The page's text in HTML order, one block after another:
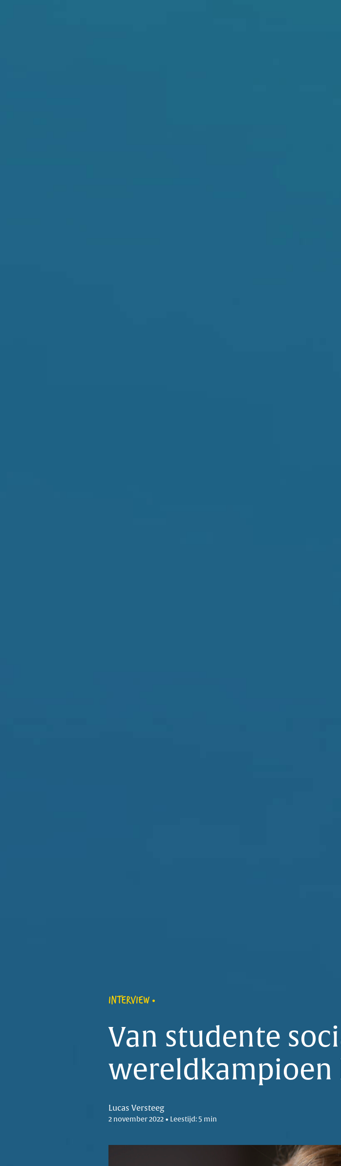
INTERVIEW
Van studente
wereldkampioen
Lucas Versteeg
2 november 2022 • Leestijd: 5 min